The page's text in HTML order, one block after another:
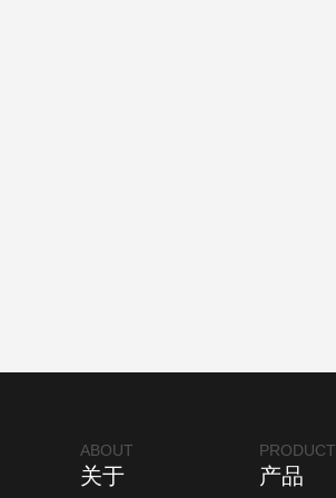
ABOUT
关于
PRODUCT
产品